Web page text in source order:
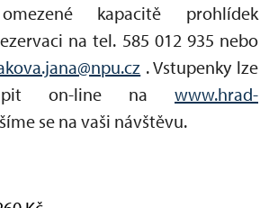
kapacitě prohlídek
na tel. 585 012 935 nebo
. Vstupenky lze
on-line na www.hrad-
se na vaši návštěvu.